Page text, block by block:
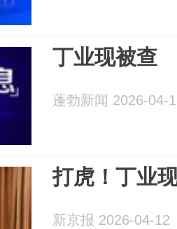
丁业现被查
蓬勃新闻 2026-04-
打虎！丁业
新京报 2026-04-12